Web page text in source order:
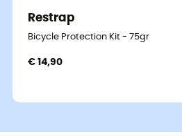
Restrap
Bicycle Protection Kit - 75gr
€ 14,90